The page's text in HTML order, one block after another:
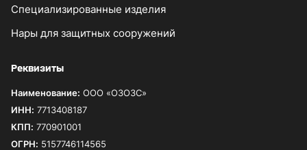
Специализированные изделия
Нары для защитных сооружений
Реквизиты
Наименование: ООО «ОЗОЗС»
ИНН: 7713408187
КПП: 770901001
ОГРН: 5157746114565